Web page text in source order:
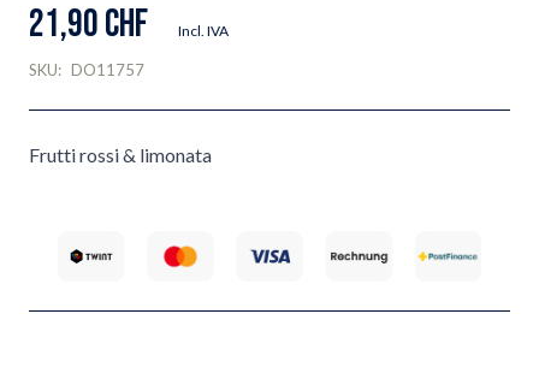
21,90 CHF Incl. IVA
SKU: DO11757
Frutti rossi & limonata